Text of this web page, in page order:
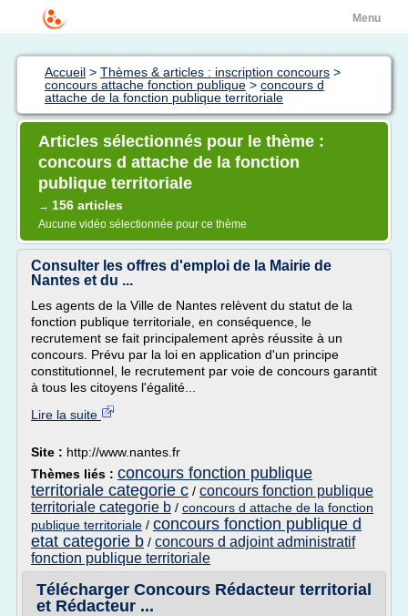
Menu
Accueil > Thèmes & articles : inscription concours >
concours attache fonction publique > concours d
attache de la fonction publique territoriale
Articles sélectionnés pour le thème :
concours d attache de la fonction
publique territoriale
→ 156 articles
Aucune vidéo sélectionnée pour ce thème
Consulter les offres d'emploi de la Mairie de
Nantes et du ...
Les agents de la Ville de Nantes relèvent du statut de la
fonction publique territoriale, en conséquence, le
recrutement se fait principalement après réussite à un
concours. Prévu par la loi en application d'un principe
constitutionnel, le recrutement par voie de concours garantit
à tous les citoyens l'égalité...
Lire la suite
Site : http://www.nantes.fr
Thèmes liés : concours fonction publique
territoriale categorie c / concours fonction publique
territoriale categorie b / concours d attache de la fonction
publique territoriale / concours fonction publique d
etat categorie b / concours d adjoint administratif
fonction publique territoriale
Télécharger Concours Rédacteur territorial
et Rédacteur ...